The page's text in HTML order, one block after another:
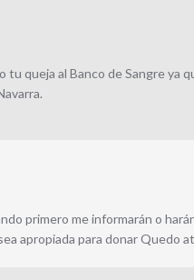
tu queja al Banco de Sangre ya
primero me informarán o
apropiada para donar Quedo